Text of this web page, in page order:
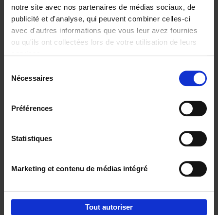
notre site avec nos partenaires de médias sociaux, de
publicité et d'analyse, qui peuvent combiner celles-ci
avec d'autres informations que vous leur avez fournies
ou qu'ils ont collectées lors de votre utilisation de leurs
Nécessaires
Préférences
Statistiques
Marketing et contenu de médias intégré
Tout autoriser
€29,99
Digital marketing like a PRO -
completely revised edition (EN)